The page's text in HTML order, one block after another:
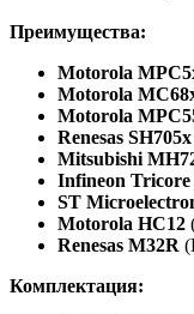
Преимущества:
Motorola
Motorola
Motorola
Renesas SH705x
Mitsubishi
Infineon Tricore
ST
Motorola HC12
Renesas M32R
Комплектация: